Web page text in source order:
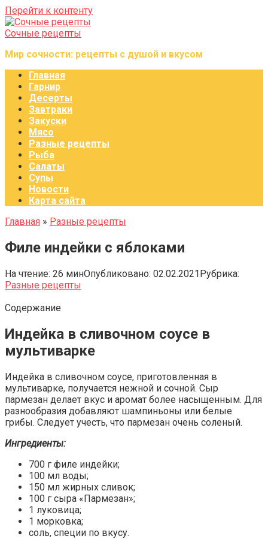
Перейти к контенту
Сочные рецепты
Мир сочности: рецепты с душой и вкусом
Главная
Гарнир
Десерты
Завтраки
Закуски
Мясо
Разные рецепты
Рыба
Салаты
Супы
Новости
Карта сайта
Главная » Разные рецепты
Филе индейки с яблоками
На чтение: 26 минОпубликовано: 02.02.2021Рубрика:
Разные рецепты
Содержание
Индейка в сливочном соусе в
мультиварке
Индейка в сливочном соусе, приготовленная в
мультиварке, получается нежной и сочной. Сыр
пармезан делает вкус и аромат более насыщенным. Для
разнообразия добавляют шампиньоны или белые
грибы. Следует учесть, что пармезан очень соленый.
Ингредиенты:
700 г филе индейки;
100 мл воды;
150 мл жирных сливок;
100 г сыра «Пармезан»;
1 луковица;
1 морковка;
соль, специи по вкусу.